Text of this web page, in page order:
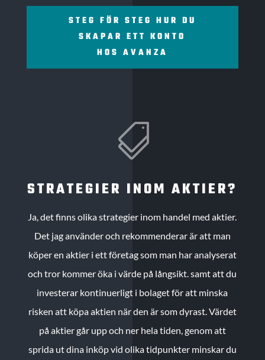
STEG FÖR STEG HUR DU
SKAPAR ETT KONTO
HOS AVANZA

STRATEGIER INOM AKTIER?
Ja, det finns olika strategier inom handel med aktier.
Det jag använder och rekommenderar är att man
köper en aktier i ett företag som man har analyserat
och tror kommer öka i värde på långsikt. samt att du
investerar kontinuerligt i bolaget för att minska
risken att köpa aktien när den är som dyrast. Värdet
på aktier går upp och ner hela tiden, genom att
sprida ut dina inköp vid olika tidpunkter minskar du